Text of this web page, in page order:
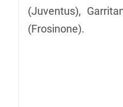
(Juventus),
(Frosinone).